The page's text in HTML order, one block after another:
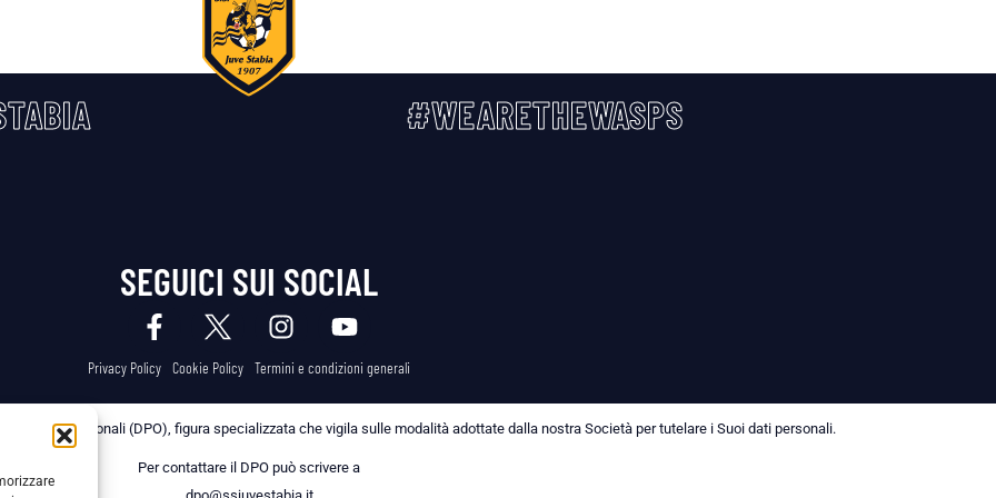
#WEARETHEWASPS
SEGUICI SUI SOCIAL
Privacy Policy Cookie Policy Termini e condizioni generali
dei Dati Personali (DPO), figura specializzata che vigila sulle modalità adottate dalla nostra Società per tutelare i Suoi dati personali.
Per contattare il DPO può scrivere a